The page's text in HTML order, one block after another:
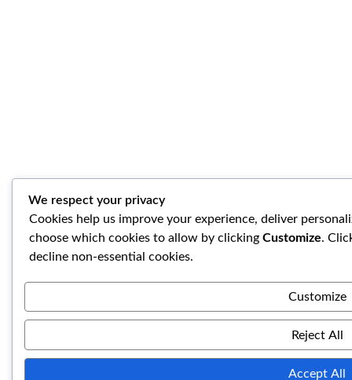
We respect your privacy
Cookies help us improve your experience, deliver
choose which cookies to allow by clicking Customize.
decline non-essential cookies.
Customize
Reject All
Accept All